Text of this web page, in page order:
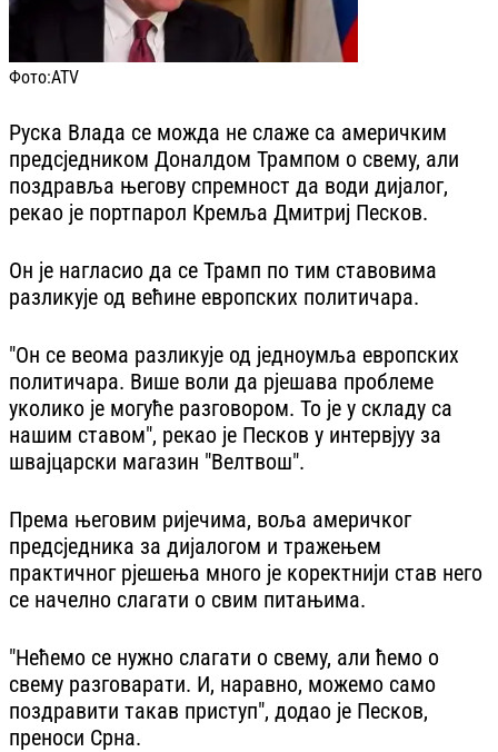
Фото:ATV
Руска Влада се можда не слаже са америчким
предсједником Доналдом Трампом о свему, али
поздравља његову спремност да води дијалог,
рекао је портпарол Кремља Дмитриј Песков.
Он је нагласио да се Трамп по тим ставовима
разликује од већине европских политичара.
"Он се веома разликује од једноумља европских
политичара. Више воли да рјешава проблеме
уколико је могуће разговором. То је у складу са
нашим ставом", рекао је Песков у интервјуу за
швајцарски магазин "Велтвош".
Према његовим ријечима, воља америчког
предсједника за дијалогом и тражењем
практичног рјешења много је коректнији став него
се начелно слагати о свим питањима.
"Нећемо се нужно слагати о свему, али ћемо о
свему разговарати. И, наравно, можемо само
поздравити такав приступ", додао је Песков,
преноси Срна.